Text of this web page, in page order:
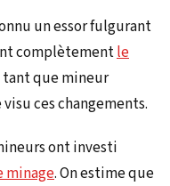
un essor fulgurant
complètementle
tant que mineur
ces changements.
ont investi
minage. On estime que